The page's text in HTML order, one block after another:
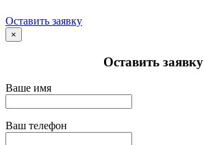
Оставить заявку
×
Оставить заявку
Ваше имя
Ваш телефон